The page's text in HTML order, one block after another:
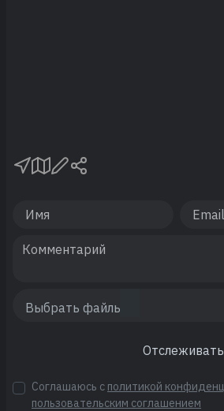
Соглашаюсь с политикой
пользовательским соглашением